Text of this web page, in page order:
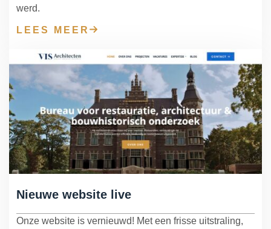
werd.
LEES MEER
Nieuwe website live
Onze website is vernieuwd! Met een frisse uitstraling,